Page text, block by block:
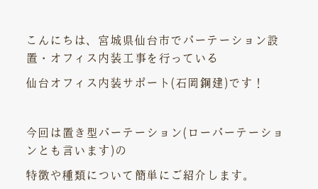
こんにちは、宮城県仙台市でパーテーション設
置・オフィス内装工事を行っている
仙台オフィス内装サポート(石岡鋼建)です！
今回は置き型パーテーション(ローパーテーショ
ンとも言います)の
特徴や種類について簡単にご紹介します。